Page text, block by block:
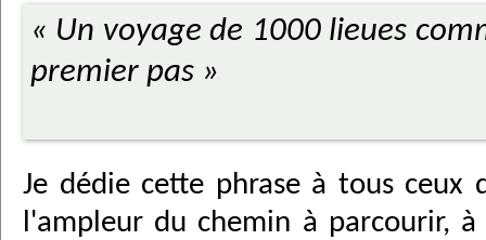
« Un voyage de 1000 lieues
premier pas »
Je dédie cette phrase à tous ceux
l'ampleur du chemin à parcourir,